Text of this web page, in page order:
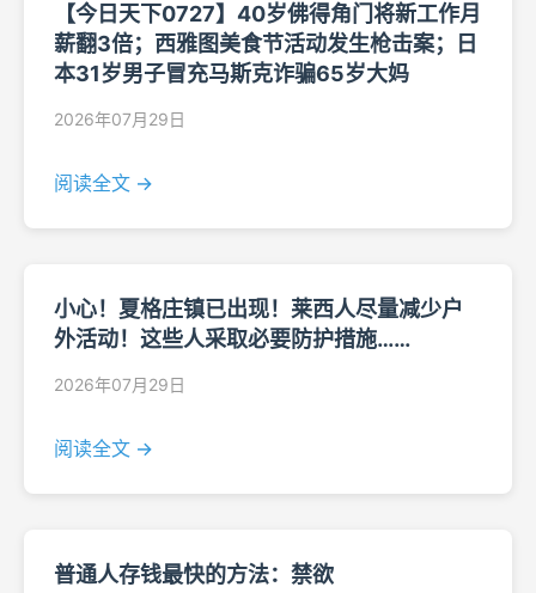
【今日天下0727】40岁佛得角门将新工作月
薪翻3倍；西雅图美食节活动发生枪击案；日
本31岁男子冒充马斯克诈骗65岁大妈
2026年07月29日
阅读全文 →
小心！夏格庄镇已出现！莱西人尽量减少户
外活动！这些人采取必要防护措施……
2026年07月29日
阅读全文 →
普通人存钱最快的方法：禁欲